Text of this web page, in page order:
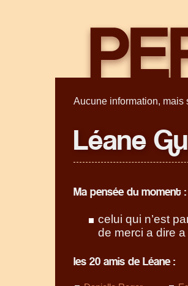
Aucune information, mais
Léane
Ma pensée du moment :
celui qui n’est
de merci a dire
les 20 amis de Léane :